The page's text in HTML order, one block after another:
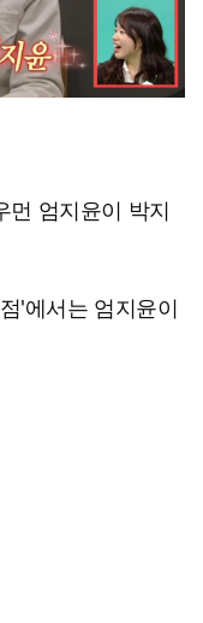
먼 엄지윤이 박지
'에서는 엄지윤이